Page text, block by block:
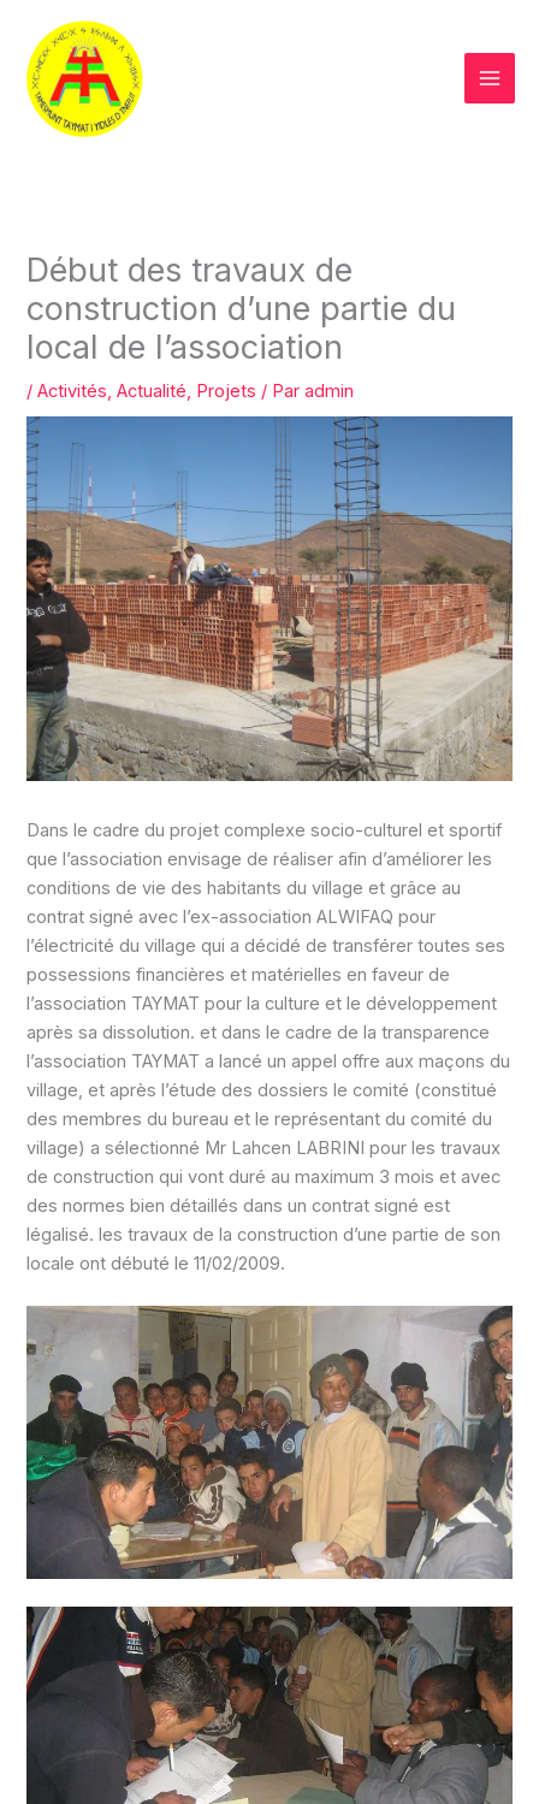
contenu
Début des travaux de
construction d’une partie du
local de l’association
/Activités,Actualité, Projets / Paradmin
Dans le cadre du projet complexe socio-culturel et sportif
que l’association envisage de réaliser afin d’améliorer les
conditions de vie des habitants du village et grâce au
contrat signé avec l’ex-association ALWIFAQ pour
l’électricité du village qui a décidé de transférer toutes ses
possessions financières et matérielles en faveur de
l’association TAYMAT pour la culture et le développement
après sa dissolution. et dans le cadre de la transparence
l’association TAYMAT a lancé un appel offre aux maçons du
village, et après l’étude des dossiers le comité (constitué
des membres du bureau et le représentant du comité du
village) a sélectionné Mr Lahcen LABRINI pour les travaux
de construction qui vont duré au maximum 3 mois et avec
des normes bien détaillés dans un contrat signé est
légalisé. les travaux de la construction d’une partie de son
locale ont débuté le 11/02/2009.